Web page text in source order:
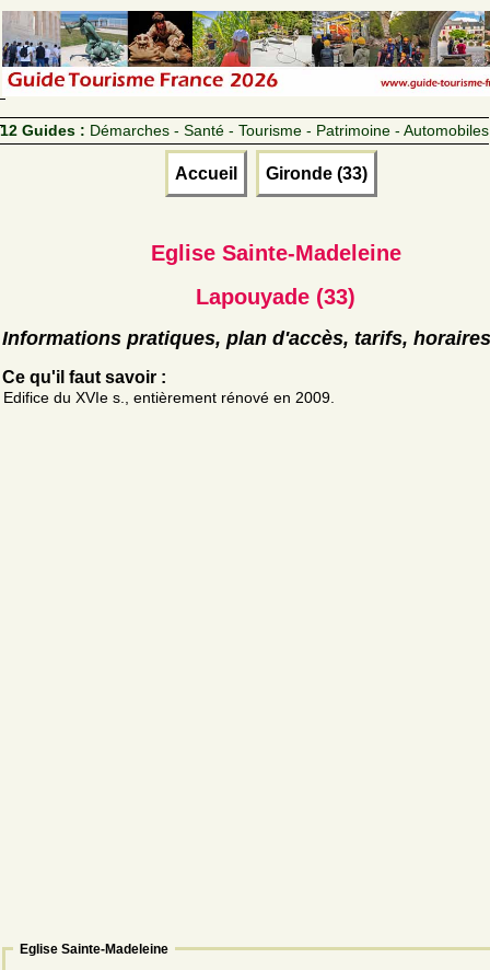
12 Guides : Démarches - Santé - Tourisme - Patrimoine - Automobiles
Accueil Gironde (33)
Eglise Sainte-Madeleine
Lapouyade (33)
Informations pratiques, plan d'accès, tarifs, horaires
Ce qu'il faut savoir :
Edifice du XVIe s., entièrement rénové en 2009.
Eglise Sainte-Madeleine